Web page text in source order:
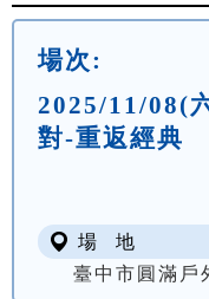
場次:
2025/11/08(
對-重返經典
場 地
臺中市圓滿戶